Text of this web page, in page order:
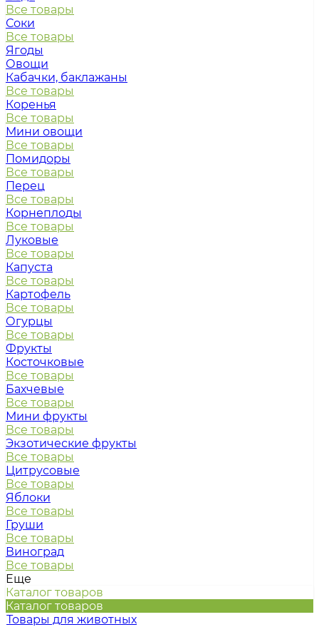
Все товары
Соки
Все товары
Ягоды
Овощи
Кабачки, баклажаны
Все товары
Коренья
Все товары
Мини овощи
Все товары
Помидоры
Все товары
Перец
Все товары
Корнеплоды
Все товары
Луковые
Все товары
Капуста
Все товары
Картофель
Все товары
Огурцы
Все товары
Фрукты
Косточковые
Все товары
Бахчевые
Все товары
Мини фрукты
Все товары
Экзотические фрукты
Все товары
Цитрусовые
Все товары
Яблоки
Все товары
Груши
Все товары
Виноград
Все товары
Еще
Каталог товаров
Каталог товаров
Товары для животных